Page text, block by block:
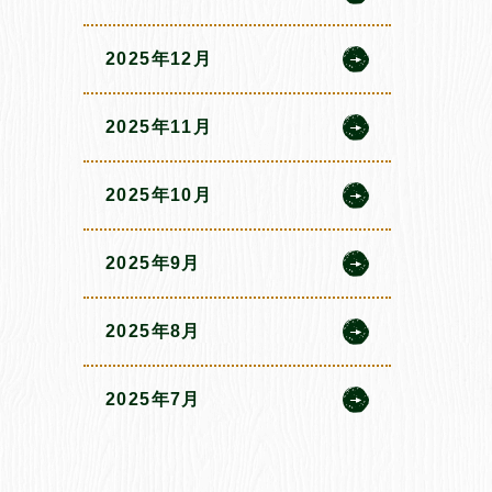
2025年12月
2025年11月
2025年10月
2025年9月
2025年8月
2025年7月